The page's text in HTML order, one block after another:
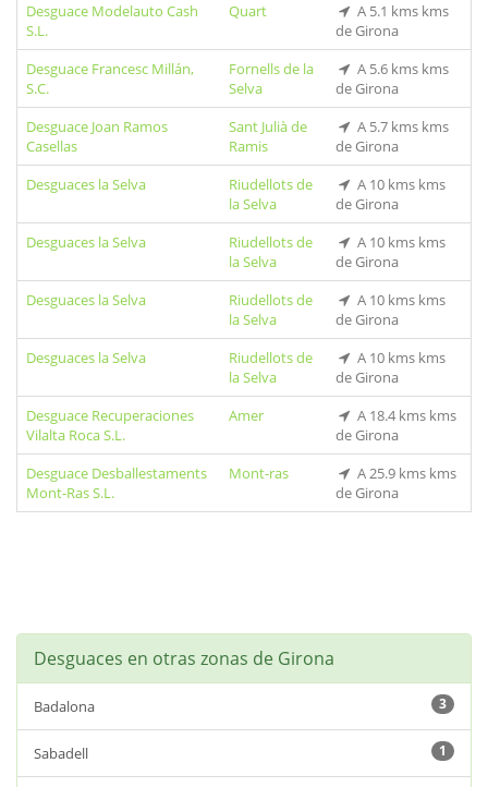
Desguace Modelauto Cash
S.L.
Quart
A 5.1 kms kms
de Girona
Desguace Francesc Millán,
S.C.
Fornells de la
Selva
A 5.6 kms kms
de Girona
Desguace Joan Ramos
Casellas
Sant Julià de
Ramis
A 5.7 kms kms
de Girona
Desguaces la Selva
Riudellots de
la Selva
A 10 kms kms
de Girona
Desguaces la Selva
Riudellots de
la Selva
A 10 kms kms
de Girona
Desguaces la Selva
Riudellots de
la Selva
A 10 kms kms
de Girona
Desguaces la Selva
Riudellots de
la Selva
A 10 kms kms
de Girona
Desguace Recuperaciones
Vilalta Roca S.L.
Amer
A 18.4 kms kms
de Girona
Desguace Desballestaments
Mont-Ras S.L.
Mont-ras
A 25.9 kms kms
de Girona
Desguaces en otras zonas de Girona
Badalona 3
Sabadell 1